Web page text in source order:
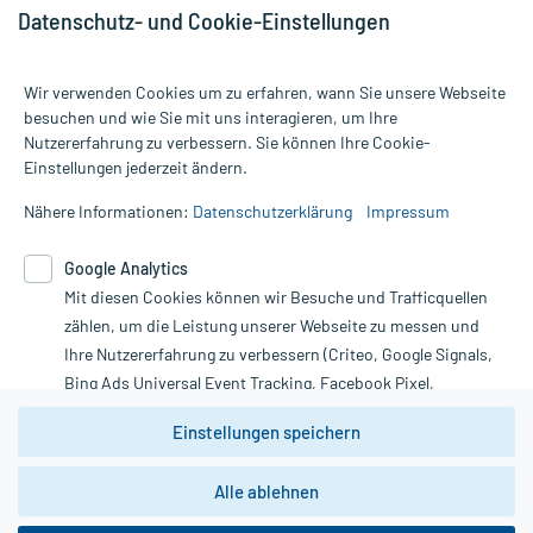
Alle Preise gelten inkl. MwSt., ggf. zzgl. Versandkosten
Informationen auf dieser Website werden ausschließlich für
die Untersuchung und Behandlung durch einen Arzt. Bitte
Therapien eingeleitet werden können. | Diese Webseite benutzt
Google Analytics. Lesen Sie bitte dazu die wichtigen Hinweise in
unserer Datenschutzerklärung. Für den Widerruf einer Bestellung
nutzen Sie das Formular:
Vertrag widerrufen
*Hinweise zu unseren Aktionen und Bewertungen
Datenschutz- und Cookie-Einstellungen
Wir verwenden Cookies um zu erfahren, wann Sie unsere Webseite
besuchen und wie Sie mit uns interagieren, um Ihre
Nutzererfahrung zu verbessern. Sie können Ihre Cookie-
Einstellungen jederzeit ändern.
Nähere Informationen: Datenschutzerklärung Impressum
Google Analytics
Mit diesen Cookies können wir Besuche und Trafficquellen
zählen, um die Leistung unserer Webseite zu messen und
Ihre Nutzererfahrung zu verbessern (Criteo, Google Signals,
Bing Ads Universal Event Tracking, Facebook Pixel,
Youtube-Social Plugin).
Wir weisen darauf hin, dass die
zwingend den Europäischen Anforderungen gem. EU-
DSGVO genügen und ein Datentransfer in Drittstaaten bzw.
Einstellungen speichern
Alle ablehnen